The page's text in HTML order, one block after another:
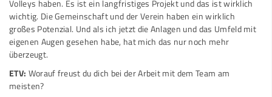
Volleys haben. Es ist ein langfristiges Projekt und das ist wirklich
wichtig. Die Gemeinschaft und der Verein haben ein wirklich
großes Potenzial. Und als ich jetzt die Anlagen und das Umfeld mit
eigenen Augen gesehen habe, hat mich das nur noch mehr
überzeugt.
ETV: Worauf freust du dich bei der Arbeit mit dem Team am
meisten?